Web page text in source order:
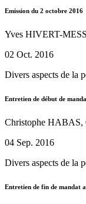
Emission du 2 octobre 2016
Yves HIVERT-
02 Oct. 2016
Divers aspects de la
Entretien de début de
Christophe HABAS,
04 Sep. 2016
Divers aspects de la
Entretien de fin de mandat